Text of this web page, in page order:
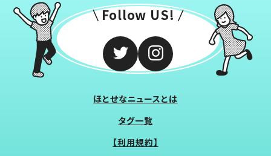
Follow US!
ほとせなニュースとは
タグ一覧
【利用規約】